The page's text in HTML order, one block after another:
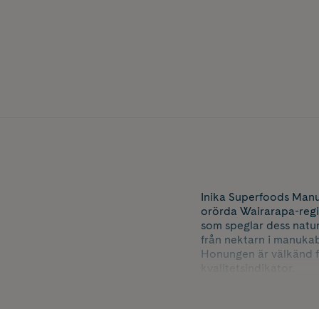
Inika Superfoods
orörda Wairarapa-
som speglar dess
från nektarn i
Honungen är välkänd